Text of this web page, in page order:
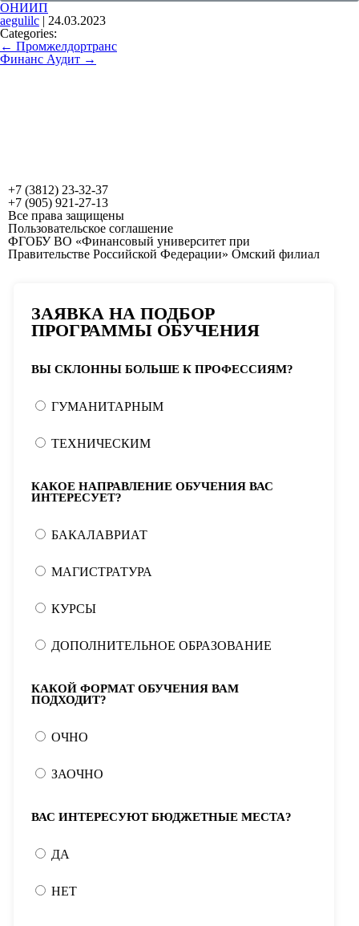
ОНИИП
aegulilc | 24.03.2023
Categories:
← Промжелдортранс
Финанс Аудит →
+7 (3812) 23-32-37
+7 (905) 921-27-13
Все права защищены
Пользовательское соглашение
ФГОБУ ВО «Финансовый университет при
Правительстве Российской Федерации» Омский филиал
ЗАЯВКА НА ПОДБОР
ПРОГРАММЫ ОБУЧЕНИЯ
ВЫ СКЛОННЫ БОЛЬШЕ К ПРОФЕССИЯМ?
ГУМАНИТАРНЫМ
ТЕХНИЧЕСКИМ
КАКОЕ НАПРАВЛЕНИЕ ОБУЧЕНИЯ ВАС
ИНТЕРЕСУЕТ?
БАКАЛАВРИАТ
МАГИСТРАТУРА
КУРСЫ
ДОПОЛНИТЕЛЬНОЕ ОБРАЗОВАНИЕ
КАКОЙ ФОРМАТ ОБУЧЕНИЯ ВАМ
ПОДХОДИТ?
ОЧНО
ЗАОЧНО
ВАС ИНТЕРЕСУЮТ БЮДЖЕТНЫЕ МЕСТА?
ДА
НЕТ